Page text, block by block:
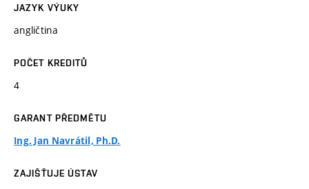
JAZYK VÝUKY
angličtina
POČET KREDITŮ
4
GARANT PŘEDMĚTU
Ing. Jan Navrátil, Ph.D.
ZAJIŠŤUJE ÚSTAV